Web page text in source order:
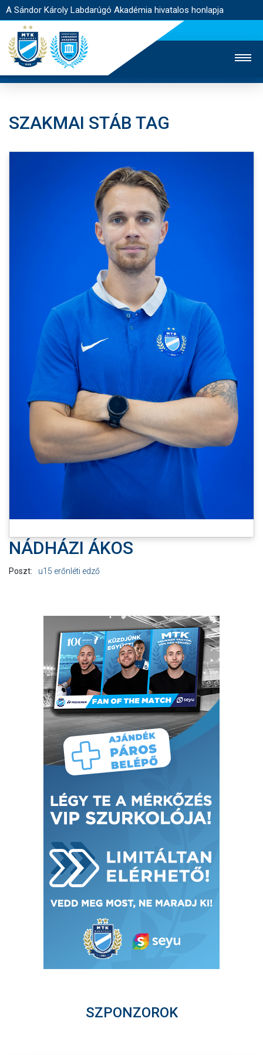
A Sándor Károly Labdarúgó Akadémia hivatalos honlapja
EGYESÜLET
KAPCSOLAT
NYITÓLAP
HÍREK
AKADÉMIA
CSAPATOK
MÉRKŐZÉSEK
GALÉRIA
JELENTKEZÉS
SZURKOLÓI ÉLMÉNYEK
VEZETŐSÉG
SZAKMAI STÁB TAG
NÁDHÁZI ÁKOS
Poszt: u15 erőnléti edző
SZPONZOROK